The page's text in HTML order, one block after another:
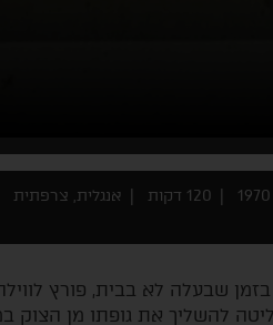
120 דקות
אנגלית, צרפתית
שבעלה לא בבית, פורץ
להשליך את גופתו מן הצוק